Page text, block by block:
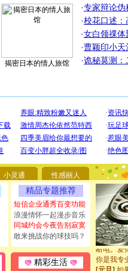
揭密日本的情人旅馆
·专家辩论伪
·校花口述：
·女白领祼体
·曹颖印小天
·诡秘莫测：
小灵通 性感丽人
精品专题推荐
短信企业通秀百变功能
浪漫情怀一起漫步音乐
同城约会今夜告别寂寞
敢来挑战你的球技吗？
精彩生活
[圣诞节]
你太多，
要平安
[圣诞节]
能正大光
都要快乐
[圣诞节]
如意,快
[元旦]看
断电。爱
你是我专
[元旦]如